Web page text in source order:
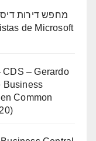
מחפש דירות
de Microsoft
CDS – Gerardo
Business
Common